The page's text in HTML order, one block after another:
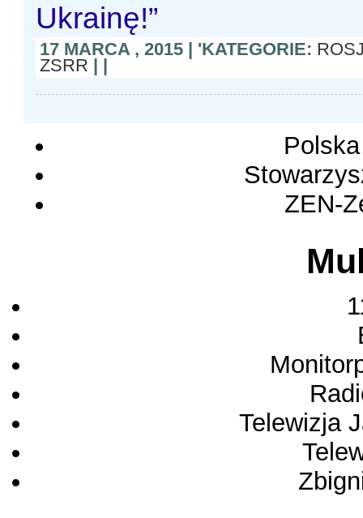
Ukrainę!”
17 MARCA , 2015 | 'KATEGORIE:
ZSRR | |
ZEN-
Telewizja